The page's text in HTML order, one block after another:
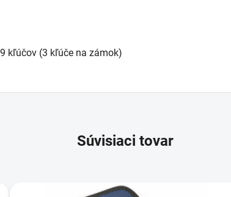
kľúčov (3 kľúče na zámok)
Súvisiaci tovar